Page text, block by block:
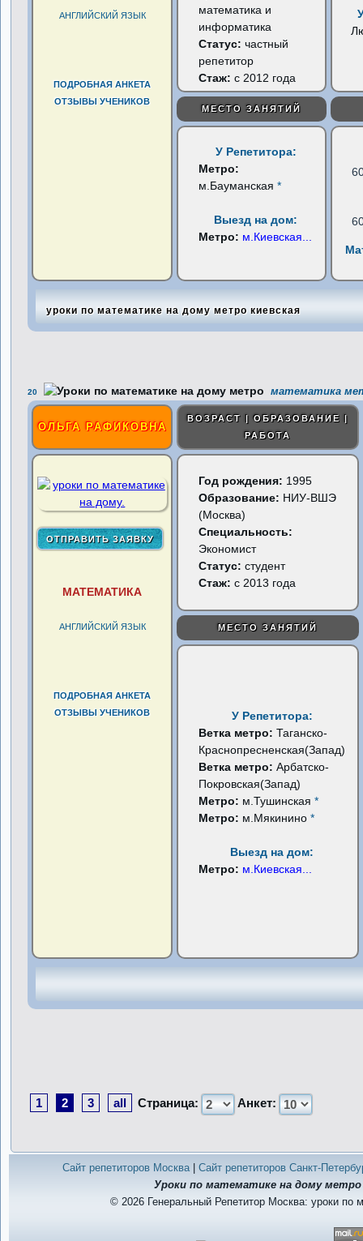
АНГЛИЙСКИЙ ЯЗЫК
ПОДРОБНАЯ АНКЕТА
ОТЗЫВЫ УЧЕНИКОВ
математика и
информатика
Статус:частный
репетитор
Стаж: с 2012 года
МЕСТО ЗАНЯТИЙ
У Репетитора:
Метро:
м.Бауманская*
Выезд на дом:
Метро: м.Киевская
уроки по математике на дому метро киевская
20 математика
ОЛЬГА РАФИКОВНА
ВОЗРАСТ | ОБРАЗОВАНИЕ |
РАБОТА
МАТЕМАТИКА
АНГЛИЙСКИЙ ЯЗЫК
ПОДРОБНАЯ АНКЕТА
ОТЗЫВЫ УЧЕНИКОВ
Год рождения: 1995
Образование: НИУ-ВШЭ
(Москва)
Специальность:
Экономист
Статус:студент
Стаж: с 2013 года
МЕСТО ЗАНЯТИЙ
У Репетитора:
Ветка метро:Таганско-
Краснопресненская(Запад)
Ветка метро:Арбатско-
Покровская(Запад)
Метро: м.Тушинская*
Метро: м.Мякинино*
Выезд на дом:
Метро: м.Киевская
1 2 3 all Страница: Анкет:
Сайт репетиторов Москва| Сайт репетиторов Санкт-
Уроки по математике на дому метро
© 2026 Генеральный Репетитор Москва: уроки по